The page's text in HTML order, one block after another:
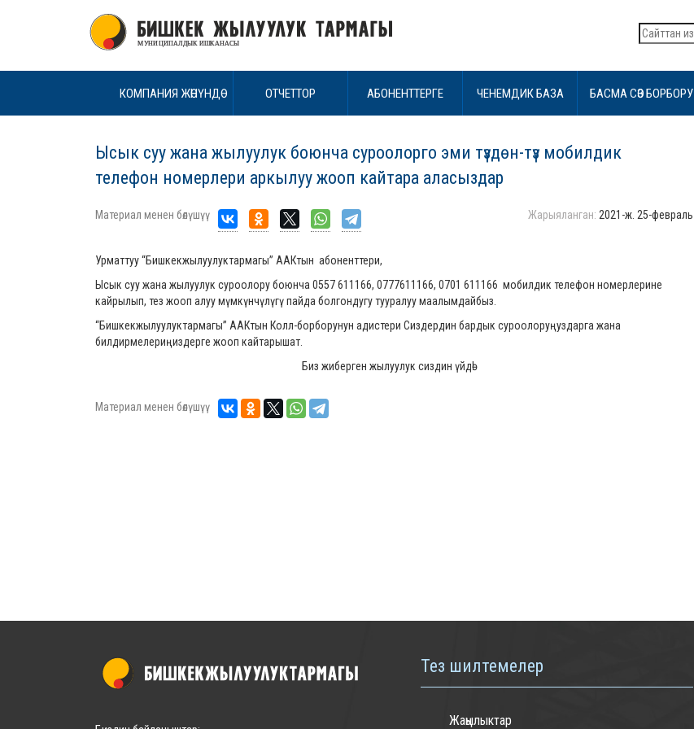
КОМПАНИЯ ЖӨНҮНДӨ ОТЧЕТТОР АБОНЕНТТЕРГЕ ЧЕНЕМДИК БАЗА БАСМА СӨЗ БОРБОРУ
Ысык суу жана жылуулук боюнча суроолорго эми түздөн-түз мобилдик
телефон номерлери аркылуу жооп кайтара аласыздар
Материал менен бөлүшүү Жарыяланган: 2021-ж. 25-февраль
Урматтуу “Бишкекжылуулуктармагы” ААКтын абоненттери,
Ысык суу жана жылуулук суроолору боюнча 0557 611166, 0777611166, 0701 611166 мобилдик телефон номерлерине
кайрылып, тез жооп алуу мүмкүнчүлүгү пайда болгондугу тууралуу маалымдайбыз.
“Бишкекжылуулуктармагы” ААКтын Колл-борборунун адистери Сиздердин бардык суроолоруңуздарга жана
билдирмелериңиздерге жооп кайтарышат.
Биз жиберген жылуулук сиздин үйдө!
Материал менен бөлүшүү
Тез шилтемелер
Жаңылыктар